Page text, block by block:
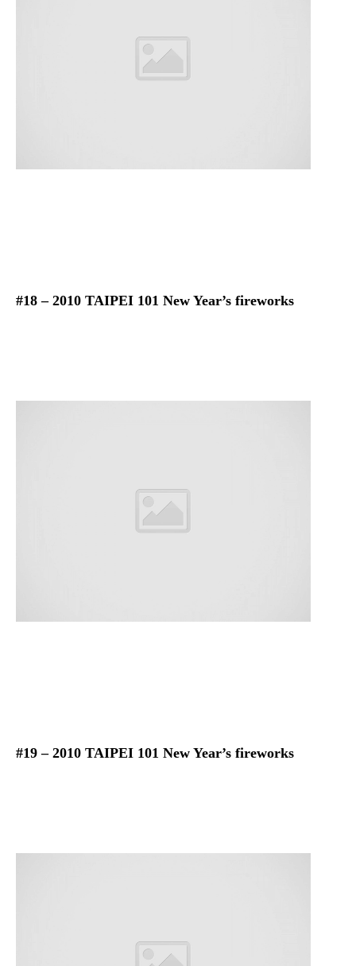
#18 – 2010 TAIPEI 101 New Year’s fireworks
#19 – 2010 TAIPEI 101 New Year’s fireworks